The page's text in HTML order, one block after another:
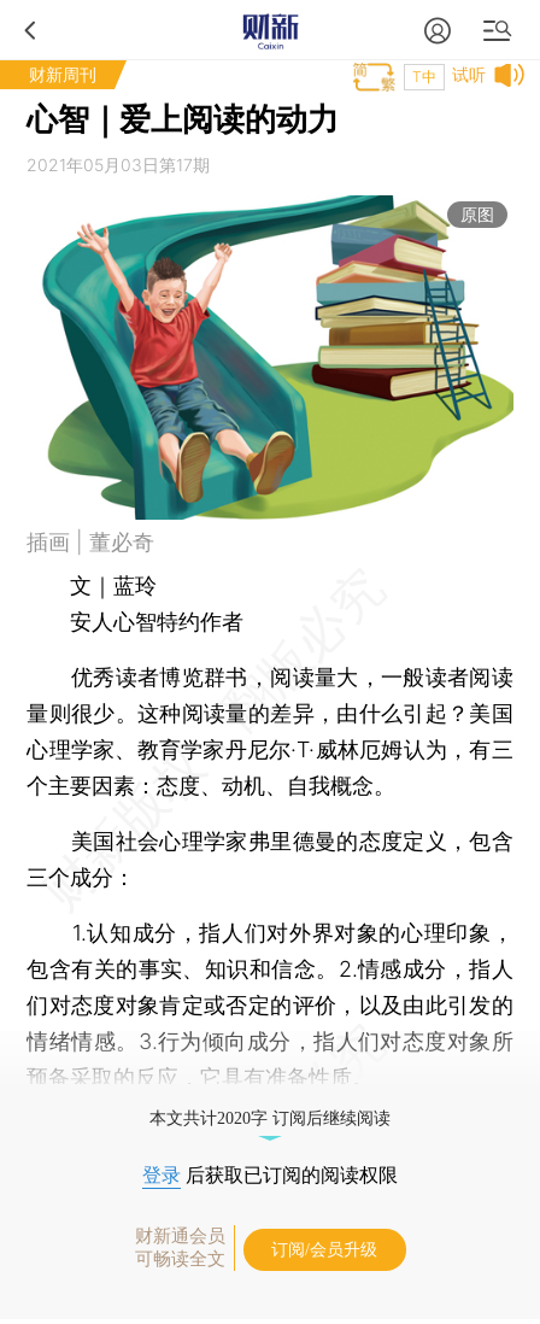
财新周刊 试听
T中
心智｜爱上阅读的动力
2021年05月03日第17期
原图
插画 | 董必奇
文｜蓝玲
安人心智特约作者
优秀读者博览群书，阅读量大，一般读者阅读
量则很少。这种阅读量的差异，由什么引起？美国
心理学家、教育学家丹尼尔·T·威林厄姆认为，有三
个主要因素：态度、动机、自我概念。
美国社会心理学家弗里德曼的态度定义，包含
三个成分：
1.认知成分，指人们对外界对象的心理印象，
包含有关的事实、知识和信念。2.情感成分，指人
们对态度对象肯定或否定的评价，以及由此引发的
情绪情感。3.行为倾向成分，指人们对态度对象所
预备采取的反应，它具有准备性质。
本文共计2020字 订阅后继续阅读
登录 后获取已订阅的阅读权限
财新通会员
可畅读全文
订阅/会员升级